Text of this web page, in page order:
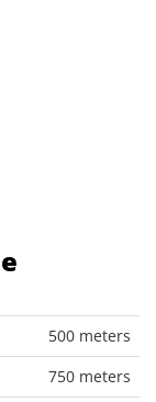
500 meters
750 meters